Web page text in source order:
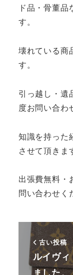
ド品・骨董
す。
壊れている商
す。
引っ越し・遺
度お問い合わ
知識を持った
させて頂きま
出張費無料・
問い合わせく
古い投稿
ルイヴ